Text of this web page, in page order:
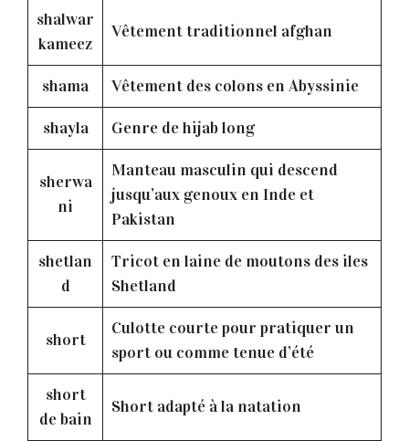
shalwar
kameez
Vêtement traditionnel afghan
shama Vêtement des colons en Abyssinie
shayla Genre de hijab long
sherwa
ni
Manteau masculin qui descend
jusqu’aux genoux en Inde et
Pakistan
shetlan
d
Tricot en laine de moutons des iles
Shetland
short
Culotte courte pour pratiquer un
sport ou comme tenue d’été
short
de bain
Short adapté à la natation